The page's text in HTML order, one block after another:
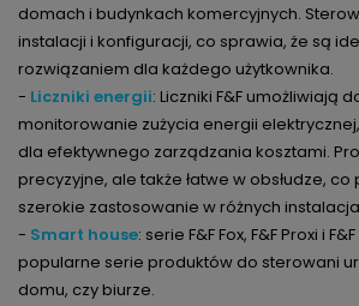
domach i budynkach komercyjnych.
instalacji i konfiguracji, co sprawia, że są
rozwiązaniem dla każdego użytkownika.
- Liczniki energii: Liczniki F&F umożliwiają
monitorowanie zużycia energii
dla efektywnego zarządzania kosztami.
precyzyjne, ale także łatwe w obsłudze,
szerokie zastosowanie w różnych
- Smart house: serie F&F Fox, F&F Proxi i
popularne serie produktów do sterowani
domu, czy biurze.